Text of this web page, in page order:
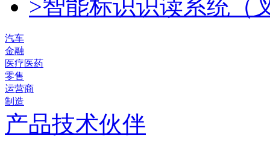
>智能标识识读系统（
汽车
金融
医疗医药
零售
运营商
制造
产品技术伙伴